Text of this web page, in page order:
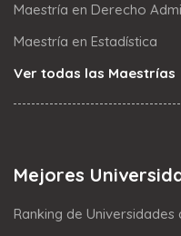
Maestría en Derecho
Maestría en Estadística
Ver todas las Maestrías
Mejores
Ranking de Universidades